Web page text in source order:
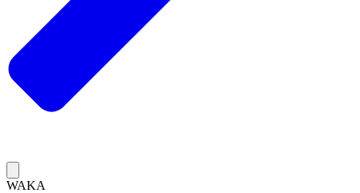
WAKA